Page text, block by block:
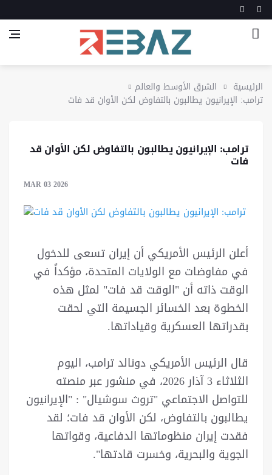
الرئيسية
الشرق الأوسط والعالم
ترامب: الإيرانيون يطالبون بالتفاوض لكن الأوان قد فات
ترامب: الإيرانيون يطالبون بالتفاوض لكن الأوان قد
فات
MAR 03 2026
أعلن الرئيس الأمريكي أن إيران تسعى للدخول
في مفاوضات مع الولايات المتحدة، مؤكداً في
الوقت ذاته أن "الوقت قد فات" لمثل هذه
الخطوة بعد الخسائر الجسيمة التي لحقت
بقدراتها العسكرية وقياداتها.
قال الرئيس الأمريكي دونالد ترامب، اليوم
الثلاثاء 3 آذار 2026، في منشور عبر منصته
للتواصل الاجتماعي "تروث سوشيال" : "الإيرانيون
يطالبون بالتفاوض، لكن الأوان قد فات؛ لقد
فقدت إيران منظوماتها الدفاعية، وقواتها
الجوية والبحرية، وخسرت قادتها".